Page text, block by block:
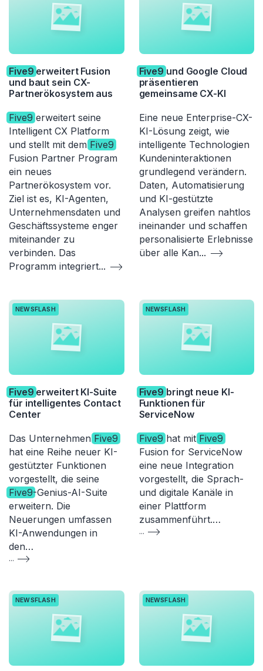
Five9 erweitert Fusion
und baut sein CX-
Partnerökosystem aus
Five9 erweitert seine
Intelligent CX Platform
und stellt mit dem Five9
Fusion Partner Program
ein neues
Partnerökosystem vor.
Ziel ist es, KI-Agenten,
Unternehmensdaten und
Geschäftssysteme enger
miteinander zu
verbinden. Das
Programm integriert...
Five9 und Google Cloud
präsentieren
gemeinsame CX-KI
Eine neue Enterprise-CX-
KI-Lösung zeigt, wie
intelligente Technologien
Kundeninteraktionen
grundlegend verändern.
Daten, Automatisierung
und KI-gestützte
Analysen greifen nahtlos
ineinander und schaffen
personalisierte Erlebnisse
über alle Kan...
NEWSFLASH
Five9 erweitert KI-Suite
für intelligentes Contact
Center
Das Unternehmen Five9
hat eine Reihe neuer KI-
gestützter Funktionen
vorgestellt, die seine
Five9-Genius-AI-Suite
erweitern. Die
Neuerungen umfassen
KI-Anwendungen in
den…
...
NEWSFLASH
Five9 bringt neue KI-
Funktionen für
ServiceNow
Five9 hat mit Five9
Fusion for ServiceNow
eine neue Integration
vorgestellt, die Sprach-
und digitale Kanäle in
einer Plattform
zusammenführt.…
...
NEWSFLASH NEWSFLASH